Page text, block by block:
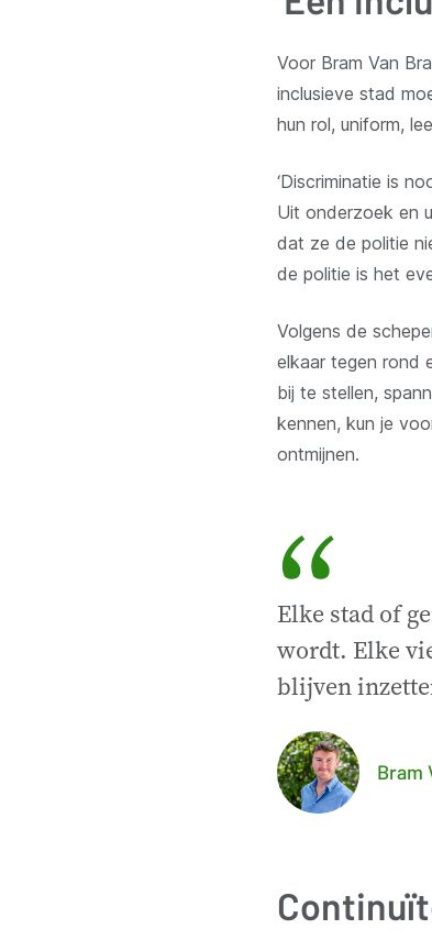
Voor Bram Van
inclusieve stad
hun rol, uniform,
‘Discriminatie is
Uit onderzoek en
dat ze de politie
de politie is het
Volgens de
elkaar tegen rond
bij te stellen,
kennen, kun je
ontmijnen.
“
Elke stad of
wordt. Elke
blijven
Bram